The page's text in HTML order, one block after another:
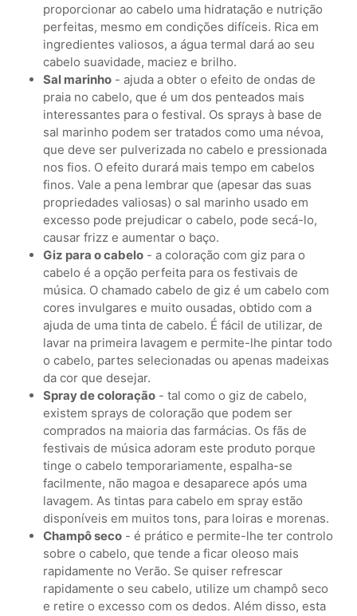
proporcionar ao cabelo uma hidratação e nutrição
perfeitas, mesmo em condições difíceis. Rica em
ingredientes valiosos, a água termal dará ao seu
cabelo suavidade, maciez e brilho.
Sal marinho - ajuda a obter o efeito de ondas de
praia no cabelo, que é um dos penteados mais
interessantes para o festival. Os sprays à base de
sal marinho podem ser tratados como uma névoa,
que deve ser pulverizada no cabelo e pressionada
nos fios. O efeito durará mais tempo em cabelos
finos. Vale a pena lembrar que (apesar das suas
propriedades valiosas) o sal marinho usado em
excesso pode prejudicar o cabelo, pode secá-lo,
causar frizz e aumentar o baço.
Giz para o cabelo - a coloração com giz para o
cabelo é a opção perfeita para os festivais de
música. O chamado cabelo de giz é um cabelo com
cores invulgares e muito ousadas, obtido com a
ajuda de uma tinta de cabelo. É fácil de utilizar, de
lavar na primeira lavagem e permite-lhe pintar todo
o cabelo, partes selecionadas ou apenas madeixas
da cor que desejar.
Spray de coloração - tal como o giz de cabelo,
existem sprays de coloração que podem ser
comprados na maioria das farmácias. Os fãs de
festivais de música adoram este produto porque
tinge o cabelo temporariamente, espalha-se
facilmente, não magoa e desaparece após uma
lavagem. As tintas para cabelo em spray estão
disponíveis em muitos tons, para loiras e morenas.
Champô seco - é prático e permite-lhe ter controlo
sobre o cabelo, que tende a ficar oleoso mais
rapidamente no Verão. Se quiser refrescar
rapidamente o seu cabelo, utilize um champô seco
e retire o excesso com os dedos. Além disso, esta